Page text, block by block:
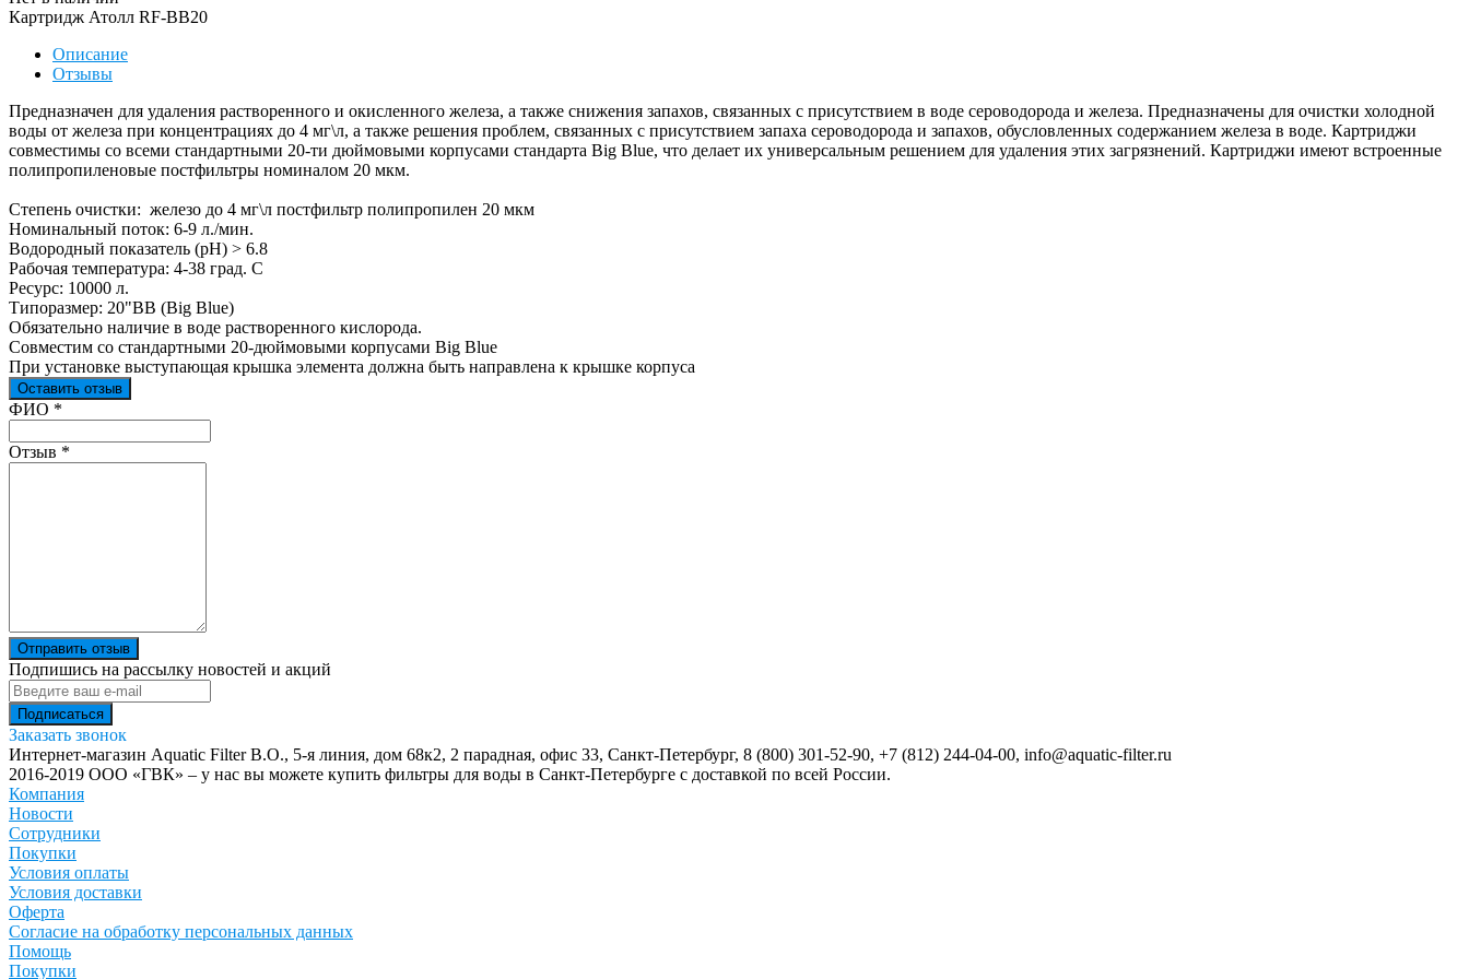
Картридж Атолл RF-BB20
Описание
Отзывы
Предназначен для удаления растворенного и окисленного железа, а также снижения запахов, связанных с присутствием в воде сероводорода и железа. Предназначены для очистки холодной
воды от железа при концентрациях до 4 мг\л, а также решения проблем, связанных с присутствием запаха сероводорода и запахов, обусловленных содержанием железа в воде. Картриджи
совместимы со всеми стандартными 20-ти дюймовыми корпусами стандарта Big Blue, что делает их универсальным решением для удаления этих загрязнений. Картриджи имеют встроенные
полипропиленовые постфильтры номиналом 20 мкм.
Степень очистки: железо до 4 мг\л постфильтр полипропилен 20 мкм
Номинальный поток: 6-9 л./мин.
Водородный показатель (pH) > 6.8
Рабочая температура: 4-38 град. С
Ресурс: 10000 л.
Типоразмер: 20"BB (Big Blue)
Обязательно наличие в воде растворенного кислорода.
Совместим со стандартными 20-дюймовыми корпусами Big Blue
При установке выступающая крышка элемента должна быть направлена к крышке корпуса
Оставить отзыв
Ваш отзыв был отправлен!
ФИО *
Отзыв *
Отправить отзыв
Подпишись на рассылку новостей и акций
Заказать звонок
Интернет-магазин Aquatic Filter В.О., 5-я линия, дом 68к2, 2 парадная, офис 33, Санкт-Петербург, 8 (800) 301-52-90, +7 (812) 244-04-00, info@aquatic-filter.ru
2016-2019 ООО «ГВК» – у нас вы можете купить фильтры для воды в Санкт-Петербурге с доставкой по всей России.
Компания
Новости
Сотрудники
Покупки
Условия оплаты
Условия доставки
Оферта
Согласие на обработку персональных данных
Помощь
Покупки